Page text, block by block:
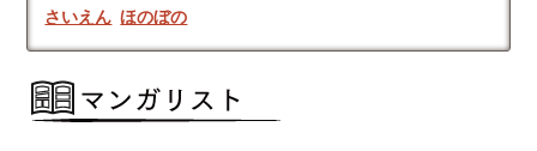
さいえん ほのぼの